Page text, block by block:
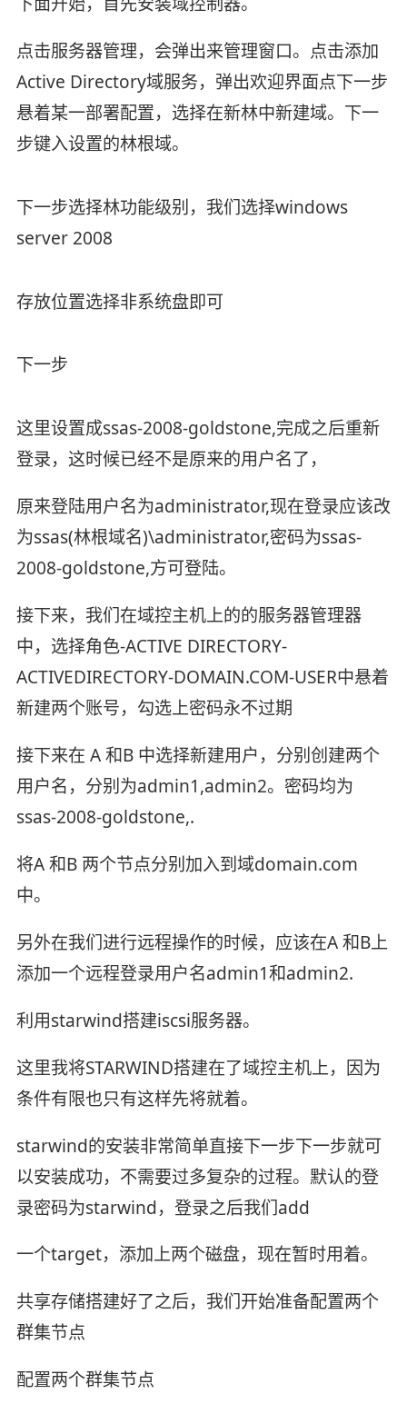
点击服务器管理，会弹出来管理窗口。点击添加
Active Directory域服务，弹出欢迎界面点下一步
悬着某一部署配置，选择在新林中新建域。下一
步键入设置的林根域。
下一步选择林功能级别，我们选择windows
server 2008
存放位置选择非系统盘即可
下一步
这里设置成ssas-2008-goldstone,完成之后重新
登录，这时候已经不是原来的用户名了，
原来登陆用户名为administrator,现在登录应该改
为ssas(林根域名)\administrator,密码为ssas-
2008-goldstone,方可登陆。
接下来，我们在域控主机上的的服务器管理器
中，选择角色-ACTIVE DIRECTORY-
ACTIVEDIRECTORY-DOMAIN.COM-USER中悬着
新建两个账号，勾选上密码永不过期
接下来在 A 和B 中选择新建用户，分别创建两个
用户名，分别为admin1,admin2。密码均为
ssas-2008-goldstone,.
将A 和B 两个节点分别加入到域domain.com
中。
另外在我们进行远程操作的时候，应该在A 和B上
添加一个远程登录用户名admin1和admin2.
利用starwind搭建iscsi服务器。
这里我将STARWIND搭建在了域控主机上，因为
条件有限也只有这样先将就着。
starwind的安装非常简单直接下一步下一步就可
以安装成功，不需要过多复杂的过程。默认的登
录密码为starwind，登录之后我们add
一个target，添加上两个磁盘，现在暂时用着。
共享存储搭建好了之后，我们开始准备配置两个
群集节点
配置两个群集节点